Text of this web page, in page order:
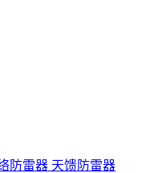
防雷器 天馈防雷器